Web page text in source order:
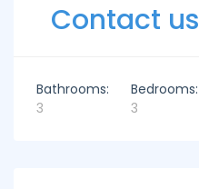
Contact us
Bathrooms:
3
Bedrooms:
3